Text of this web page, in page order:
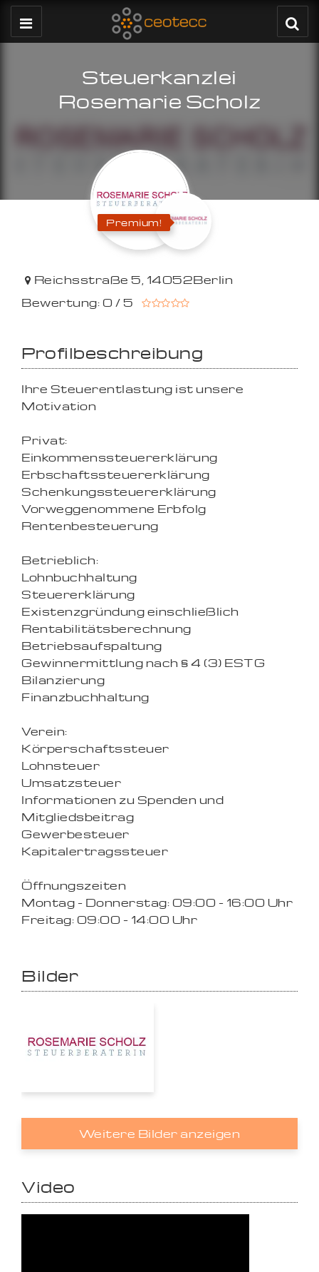
Steuerkanzlei
Rosemarie Scholz
Premium!
Reichsstraße 5, 14052Berlin
Bewertung: 0 / 5
Profilbeschreibung
Ihre Steuer­entlastung ist unsere
Motivation
Privat:
Einkommenssteuererklärung
Erbschaftssteuererklärung
Schenkungssteuererklärung
Vorweggenommene Erbfolg
Rentenbesteuerung
Betrieblich:
Lohnbuchhaltung
Steuererklärung
Existenzgründung einschließlich
Rentabilitätsberechnung
Betriebsaufspaltung
Gewinnermittlung nach § 4 (3) ESTG
Bilanzierung
Finanzbuchhaltung
Verein:
Körperschaftssteuer
Lohnsteuer
Umsatzsteuer
Informationen zu Spenden und
Mitgliedsbeitrag
Gewerbesteuer
Kapitalertragssteuer
Öffnungszeiten
Montag - Donnerstag: 09:00 - 16:00 Uhr
Freitag: 09:00 - 14:00 Uhr
Bilder
Weitere Bilder anzeigen
Video